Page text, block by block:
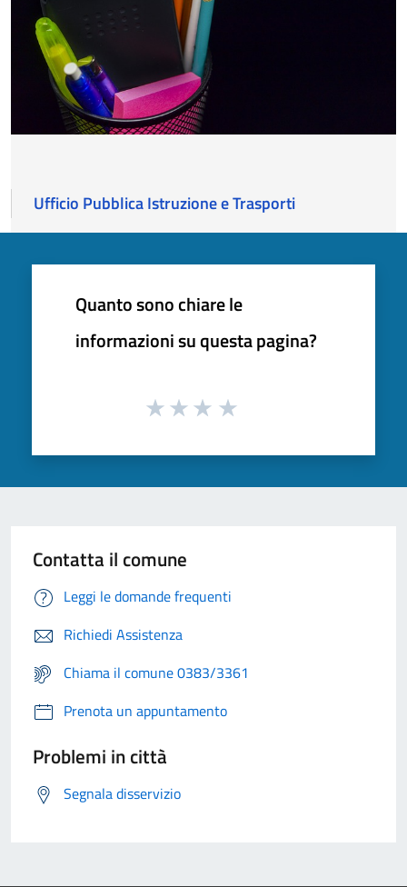
Ufficio Pubblica Istruzione e Trasporti
Quanto sono chiare le
informazioni su questa pagina?
Contatta il comune
Leggi le domande frequenti
Richiedi Assistenza
Chiama il comune 0383/3361
Prenota un appuntamento
Problemi in città
Segnala disservizio